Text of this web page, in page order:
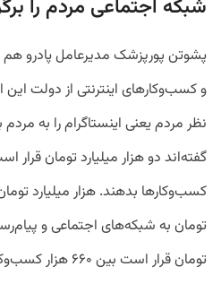
شبکه اجتماعی مردم را
پشوتن پورپزشک مدیرعامل پادرو
و کسب‌وکارهای اینترنتی از دولت
نظر مردم یعنی اینستاگرام را به
گفته‌اند دو هزار میلیارد تومان قرار
کسب‌وکارها بدهند. هزار میلیارد
تومان به شبکه‌های اجتماعی و
تومان قرار است